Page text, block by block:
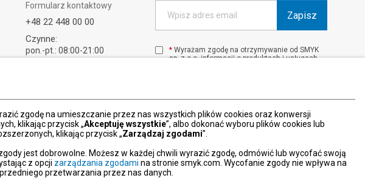
zgodę na umieszczanie przez nas wszystkich plików cookies oraz konwersji
klikając przycisk „Akceptuję wszystkie”, albo dokonać wyboru plików cookies lub
klikając przycisk „Zarządzaj zgodami”.
jest dobrowolne. Możesz w każdej chwili wyrazić zgodę, odmówić lub wycofać swoją
z opcji zarządzania zgodami na stronie smyk.com. Wycofanie zgody nie wpływa na
przetwarzania przez nas danych.
Formularz kontaktowy
+48 22 448 00 00
Czynne:
pon.-pt.: 08:00-21:00
Wpisz adres email Zapisz
* Wyrażam zgodę na otrzymywanie od SMYK
sp. z o.o. informacji o produktach i usługach
W każdej chwili możesz z łatwością cofnąć
więcej